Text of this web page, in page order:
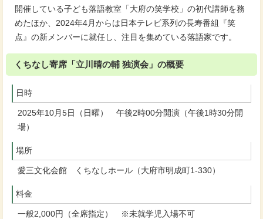
開催している子ども落語教室「大府の笑学校」の初代講師を務
めたほか、2024年4月からは日本テレビ系列の長寿番組『笑
点』の新メンバーに就任し、注目を集めている落語家です。
くちなし寄席「立川晴の輔 独演会」の概要
日時
2025年10月5日（日曜） 午後2時00分開演（午後1時30分開
場）
場所
愛三文化会館 くちなしホール（大府市明成町1-330）
料金
一般2,000円（全席指定） ※未就学児入場不可